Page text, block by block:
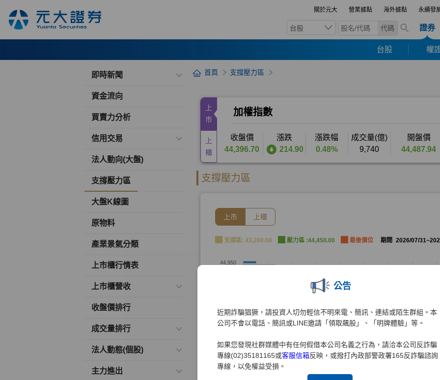
關於元大 營業據點 海外據點 永續發
台股 代碼 證券
台股 權
公告
近期詐騙猖獗，請投資人切勿輕信不明來電、簡訊、連結或陌生群組。本
公司不會以電話、簡訊或LINE邀請「領取飆股」、「明牌體驗」等。
如果您發現社群媒體中有任何假借本公司名義之行為，請洽本公司反詐騙
專線(02)35181165或客服信箱反映，或撥打內政部警政署165反詐騙諮詢
專線，以免權益受損。
即時新聞
資金流向
買賣力分析
信用交易
法人動向(大盤)
支撐壓力區
大盤K線圖
原物料
產業景氣分類
上市櫃行情表
上市櫃營收
收盤價排行
成交量排行
法人動態(個股)
主力進出
首頁 支撐壓力區